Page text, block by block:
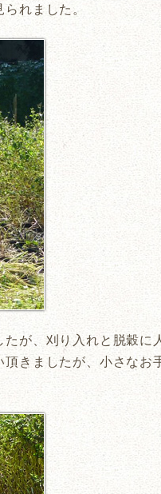
れました。
が、刈り入れと脱穀に
きましたが、小さなお